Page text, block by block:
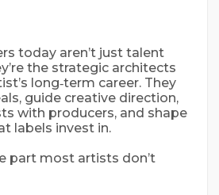
today aren’t just talent
the strategic architects
long‑term career. They
guide creative direction,
with producers, and shape
labels invest in.
part most artists don’t